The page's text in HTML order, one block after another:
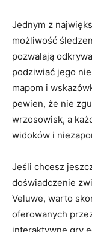
Jednym z⁣
możliwość
pozwalają
podziwiać jego
mapom i
pewien, że nie
wrzosowisk, a
widoków i
Jeśli⁤ chcesz
doświadczenie
Veluwe, warto
oferowanych